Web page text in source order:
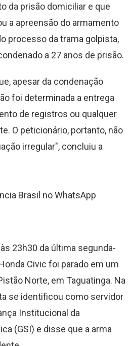
da prisão domiciliar e que
a apreensão do armamento
processo da trama golpista,
a 27 anos de prisão.
apesar da condenação
foi determinada a entrega
de registros ou qualquer
O peticionário, portanto, não
irregular", concluiu a
Brasil no WhatsApp
23h30 da última segunda-
Civic foi parado em um
Norte, em Taguatinga. Na
se identificou como servidor
Institucional da
(GSI) e disse que a arma